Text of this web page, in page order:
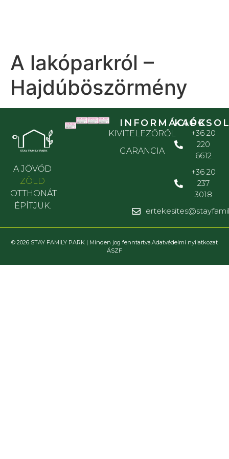
A lakóparkról –
Hajdúböszörmény
A JÖVŐD
ZÖLD
OTTHONÁT
ÉPÍTJÜK.
INFORMÁCIÓK
KIVITELEZŐRŐL
GARANCIA
+36 20
220
6612
+36 20
237
3018
© 2026 STAY FAMILY PARK | Minden jog fenntartva.Adatvédelmi nyilatkozat
ÁSZF